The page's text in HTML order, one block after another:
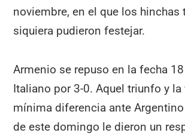
noviembre, en el que los hinchas
siquiera pudieron festejar.
Armenio se repuso en la fecha
Italiano por 3-0. Aquel triunfo y
mínima diferencia ante
de este domingo le dieron un